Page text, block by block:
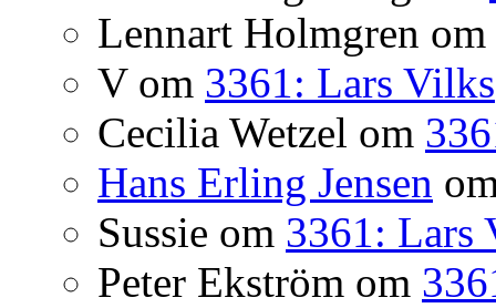
Lennart Holmgren om
Vom 3361: Lars Vilks
Cecilia Wetzel om
Hans Erling Jensen
Sussie om 3361: Lars
Peter Ekström om